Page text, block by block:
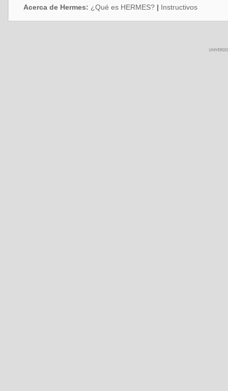
Acerca de Hermes: ¿Qué es HERMES? | Instructivos